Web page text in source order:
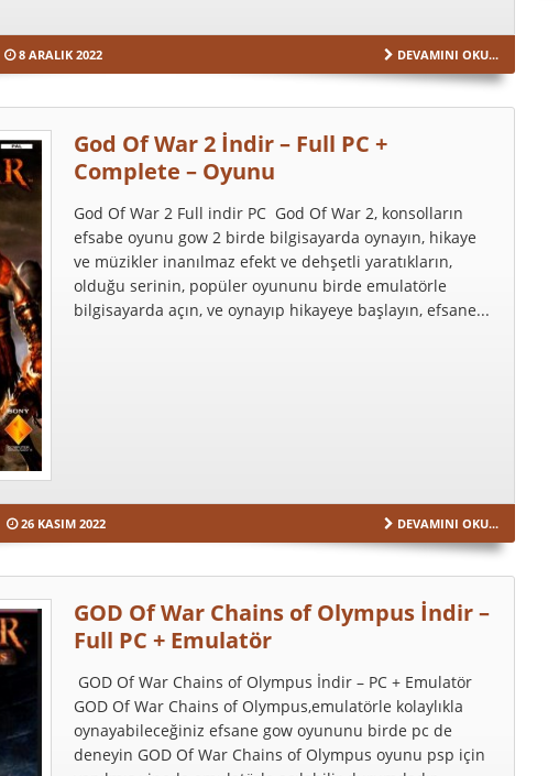
8 ARALIK 2022 DEVAMINI OKU...
God Of War 2 İndir – Full PC +
Complete – Oyunu
God Of War 2 Full indir PC God Of War 2, konsolların
efsabe oyunu gow 2 birde bilgisayarda oynayın, hikaye
ve müzikler inanılmaz efekt ve dehşetli yaratıkların,
olduğu serinin, popüler oyununu birde emulatörle
bilgisayarda açın, ve oynayıp hikayeye başlayın, efsane...
26 KASIM 2022 DEVAMINI OKU...
GOD Of War Chains of Olympus İndir –
Full PC + Emulatör
GOD Of War Chains of Olympus İndir – PC + Emulatör
GOD Of War Chains of Olympus,emulatörle kolaylıkla
oynayabileceğiniz efsane gow oyununu birde pc de
deneyin GOD Of War Chains of Olympus oyunu psp için